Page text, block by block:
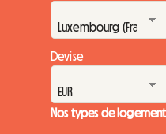
Devise
Nos types de logement